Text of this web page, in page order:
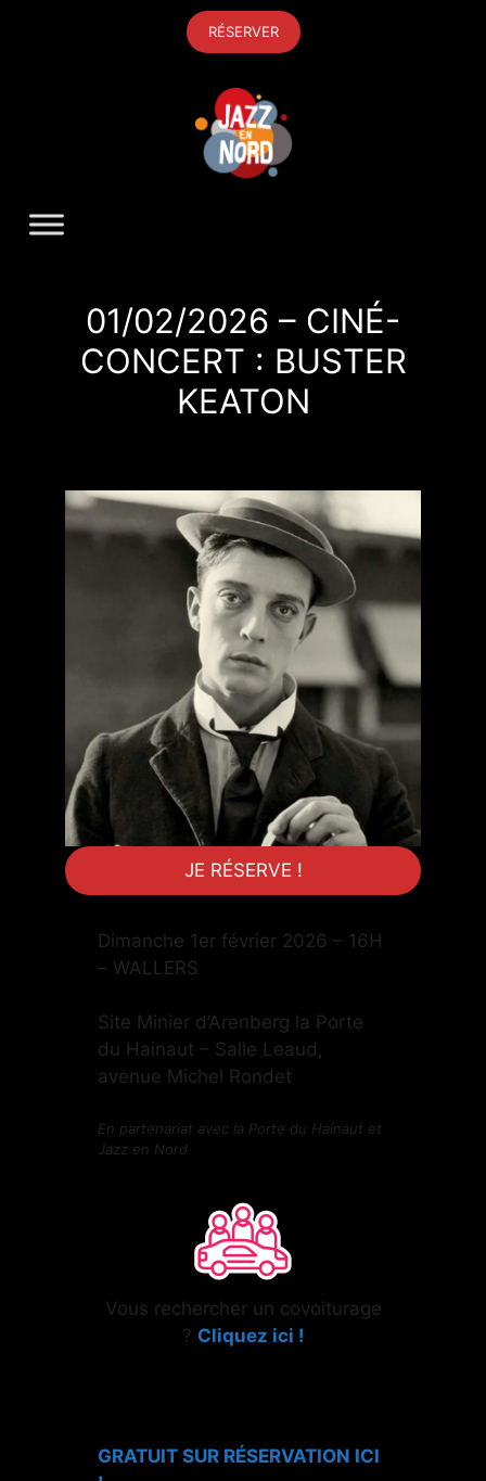
RÉSERVER
01/02/2026 – CINÉ-
CONCERT : BUSTER
KEATON
JE RÉSERVE !
Dimanche 1er février 2026 – 16H
– WALLERS
Site Minier d’Arenberg la Porte
du Hainaut – Salle Leaud,
avenue Michel Rondet
En partenariat avec la Porte du Hainaut et
Jazz en Nord
Vous rechercher un covoiturage
? Cliquez ici !
GRATUIT SUR RÉSERVATION ICI